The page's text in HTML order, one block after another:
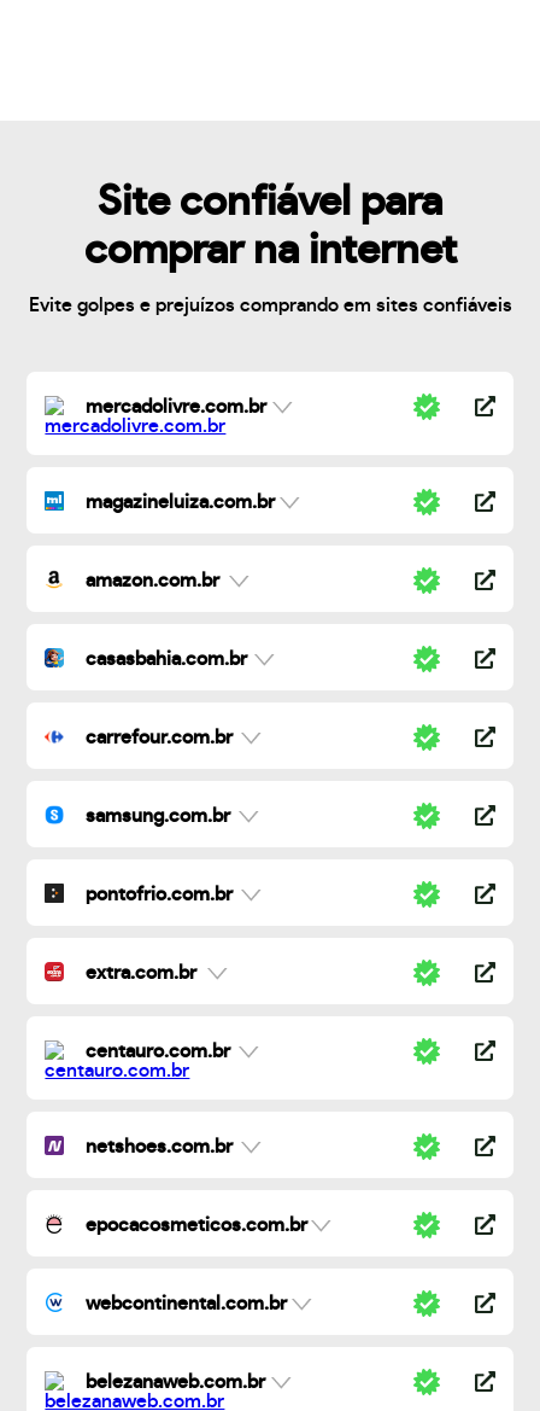
Site confiável para
comprar na internet
Evite golpes e prejuízos comprando em sites confiáveis
mercadolivre.com.br
magazineluiza.com.br
amazon.com.br
casasbahia.com.br
carrefour.com.br
samsung.com.br
pontofrio.com.br
extra.com.br
centauro.com.br
netshoes.com.br
epocacosmeticos.com.br
webcontinental.com.br
belezanaweb.com.br